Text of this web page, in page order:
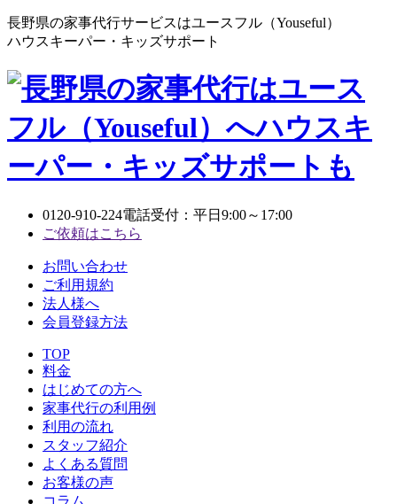
長野県の家事代行サービスはユースフル（Youseful）
ハウスキーパー・キッズサポート
0120-910-224電話受付：平日9:00～17:00
ご依頼はこちら
お問い合わせ
ご利用規約
法人様へ
会員登録方法
TOP
料金
はじめての方へ
家事代行の利用例
利用の流れ
スタッフ紹介
よくある質問
お客様の声
コラム